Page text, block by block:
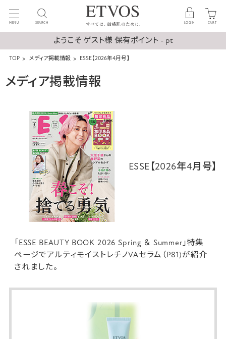
MENU SEARCH LOGIN CART
ようこそ ゲスト様 保有ポイント - pt
TOP メディア掲載情報 ESSE【2026年4月号】
メディア掲載情報
ESSE【2026年4月号】
「ESSE BEAUTY BOOK 2026 Spring ＆ Summer」特集
ページでアルティモイストレチノVAセラム （P81)が紹介
されました。